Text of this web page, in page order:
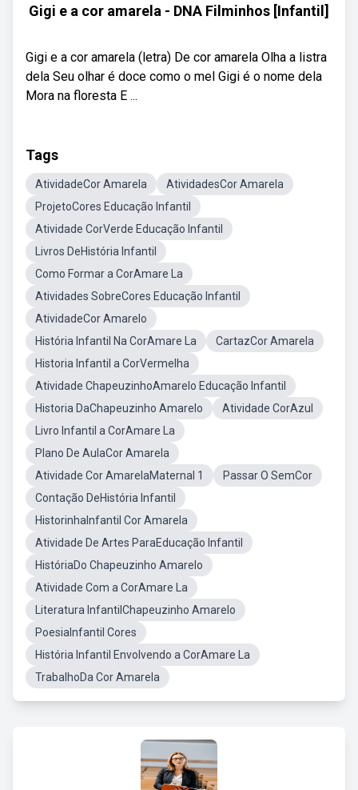
Gigi e a cor amarela - DNA Filminhos [Infantil]
Gigi e a cor amarela (letra) De cor amarela Olha a listra
dela Seu olhar é doce como o mel Gigi é o nome dela
Mora na floresta E ...
Tags
AtividadeCor Amarela
AtividadesCor Amarela
ProjetoCores Educação Infantil
Atividade CorVerde Educação Infantil
Livros DeHistória Infantil
Como Formar a CorAmare La
Atividades SobreCores Educação Infantil
AtividadeCor Amarelo
História Infantil Na CorAmare La
CartazCor Amarela
Historia Infantil a CorVermelha
Atividade ChapeuzinhoAmarelo Educação Infantil
Historia DaChapeuzinho Amarelo
Atividade CorAzul
Livro Infantil a CorAmare La
Plano De AulaCor Amarela
Atividade Cor AmarelaMaternal 1
Passar O SemCor
Contação DeHistória Infantil
HistorinhaInfantil Cor Amarela
Atividade De Artes ParaEducação Infantil
HistóriaDo Chapeuzinho Amarelo
Atividade Com a CorAmare La
Literatura InfantilChapeuzinho Amarelo
PoesiaInfantil Cores
História Infantil Envolvendo a CorAmare La
TrabalhoDa Cor Amarela